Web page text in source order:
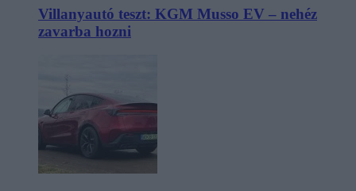
Villanyautó teszt: KGM Musso EV – nehéz
zavarba hozni